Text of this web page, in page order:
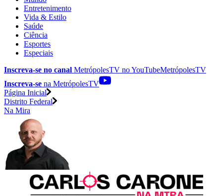
Entretenimento
Vida & Estilo
Saúde
Ciência
Esportes
Especiais
Inscreva-se no canal MetrópolesTV noYouTubeMetrópolesTV
Inscreva-se na MetrópolesTV
Página Inicial
Distrito Federal
Na Mira